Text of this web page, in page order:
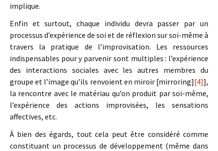
implique.
Enfin et surtout, chaque individu devra passer par un
processus d’expérience de soi et de réflexion sur soi-même à
travers la pratique de l’improvisation. Les ressources
indispensables pour y parvenir sont multiples : l’expérience
des interactions sociales avec les autres membres du
groupe et l’image qu’ils renvoient en miroir [mirroring][4]],
la rencontre avec le matériau qu’on produit par soi-même,
l’expérience des actions improvisées, les sensations
affectives, etc.
À bien des égards, tout cela peut être considéré comme
constituant un processus de développement (même dans